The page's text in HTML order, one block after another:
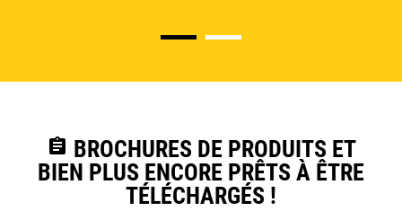
assignment BROCHURES DE PRODUITS ET
BIEN PLUS ENCORE PRÊTS À ÊTRE
TÉLÉCHARGÉS !